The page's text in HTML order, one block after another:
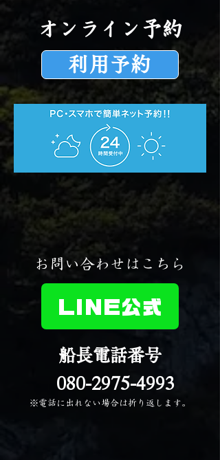
オンライン予約
利用予約
​お問い合わせはこちら
LINE公式
​​080-2975-4993
​船長電話番号
※電話に出れない場合は折り返します。